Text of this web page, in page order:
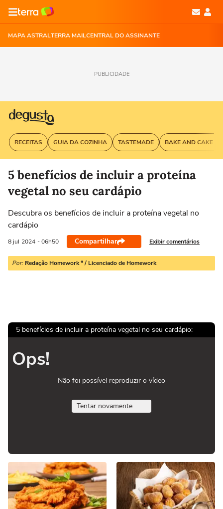
MAPA ASTRALTERRA MAILCENTRAL DO ASSINANTE
PUBLICIDADE
RECEITAS GUIA DA COZINHA TASTEMADE BAKE AND CAKE
5 benefícios de incluir a proteína
vegetal no seu cardápio
Descubra os benefícios de incluir a proteína vegetal no
cardápio
8 jul 2024 - 06h50 Compartilhar Exibir comentários
Por: Redação Homework * / Licenciado de Homework
5 benefícios de incluir a proteína vegetal no seu cardápio:
Ops!
Não foi possível reproduzir o vídeo
Tentar novamente